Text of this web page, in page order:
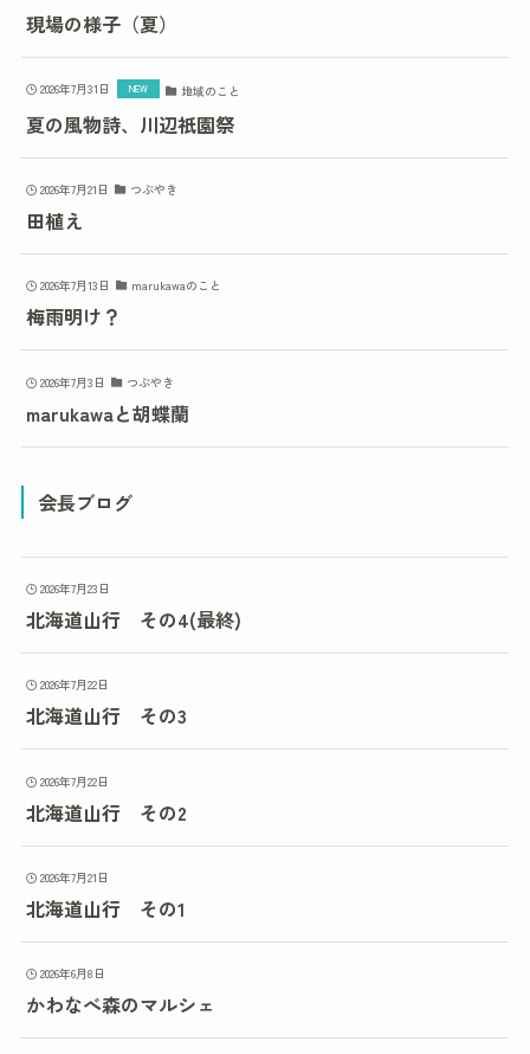
現場の様子（夏）
2026年7月31日 地域のこと
夏の風物詩、川辺祇園祭
2026年7月21日 つぶやき
田植え
2026年7月13日 marukawaのこと
梅雨明け？
2026年7月3日 つぶやき
marukawaと胡蝶蘭
会長ブログ
2026年7月23日
北海道山行 その4(最終)
2026年7月22日
北海道山行 その3
2026年7月22日
北海道山行 その2
2026年7月21日
北海道山行 その1
2026年6月8日
かわなべ森のマルシェ